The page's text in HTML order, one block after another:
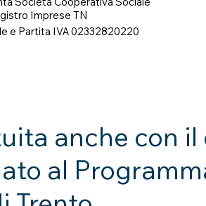
Imprese TN
e Partita IVA 02332820220
anche con
al